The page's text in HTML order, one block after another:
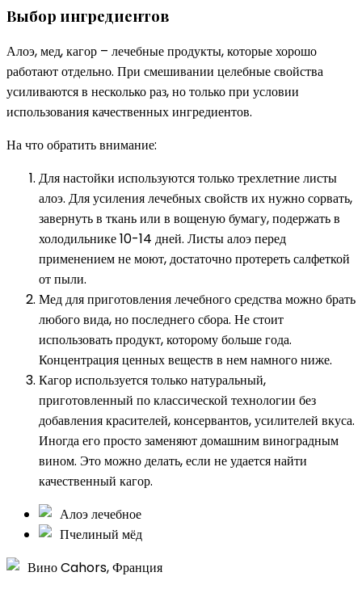
Выбор ингредиентов
Алоэ, мед, кагор – лечебные продукты, которые хорошо
работают отдельно. При смешивании целебные свойства
усиливаются в несколько раз, но только при условии
использования качественных ингредиентов.
На что обратить внимание:
Для настойки используются только трехлетние листы
алоэ. Для усиления лечебных свойств их нужно сорвать,
завернуть в ткань или в вощеную бумагу, подержать в
холодильнике 10-14 дней. Листы алоэ перед
применением не моют, достаточно протереть салфеткой
от пыли.
Мед для приготовления лечебного средства можно брать
любого вида, но последнего сбора. Не стоит
использовать продукт, которому больше года.
Концентрация ценных веществ в нем намного ниже.
Кагор используется только натуральный,
приготовленный по классической технологии без
добавления красителей, консервантов, усилителей вкуса.
Иногда его просто заменяют домашним виноградным
вином. Это можно делать, если не удается найти
качественный кагор.
Алоэ лечебное
Пчелиный мёд
Вино Cahors, Франция